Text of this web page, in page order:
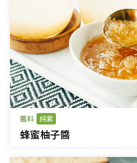
醬料 純素
蜂蜜柚子醬